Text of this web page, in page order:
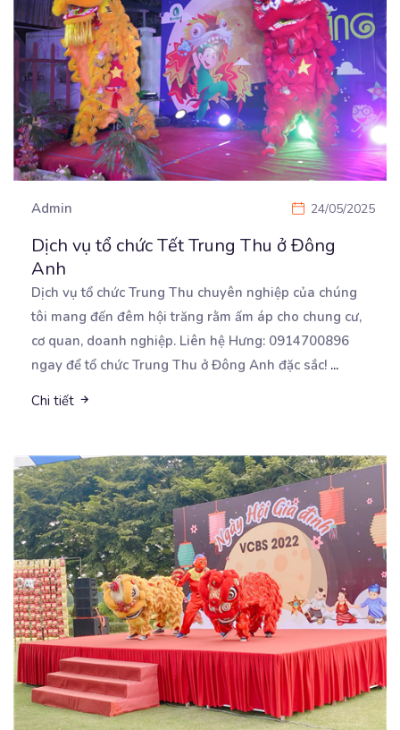
Admin 24/05/2025
Dịch vụ tổ chức Tết Trung Thu ở Đông
Anh
Dịch vụ tổ chức Trung Thu chuyên nghiệp của chúng
tôi mang đến đêm hội trăng rằm ấm áp cho chung cư,
cơ quan, doanh nghiệp. Liên hệ Hưng: 0914700896
ngay để tổ chức Trung Thu ở Đông Anh đặc sắc! ...
Chi tiết